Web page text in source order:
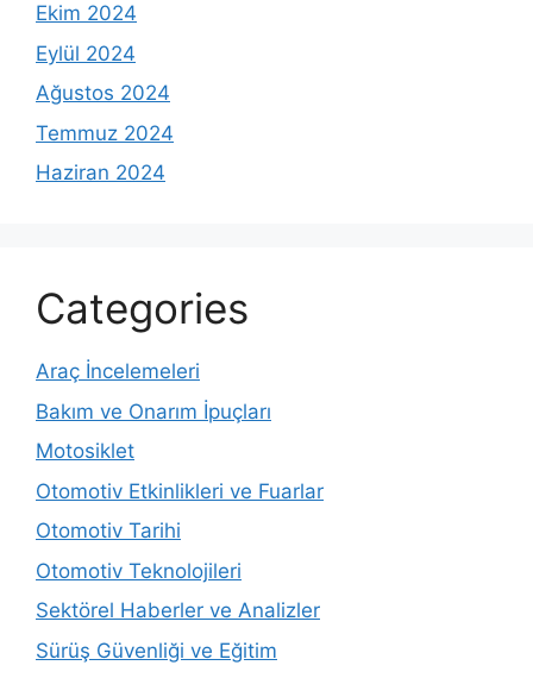
Ekim 2024
Eylül 2024
Ağustos 2024
Temmuz 2024
Haziran 2024
Categories
Araç İncelemeleri
Bakım ve Onarım İpuçları
Motosiklet
Otomotiv Etkinlikleri ve Fuarlar
Otomotiv Tarihi
Otomotiv Teknolojileri
Sektörel Haberler ve Analizler
Sürüş Güvenliği ve Eğitim